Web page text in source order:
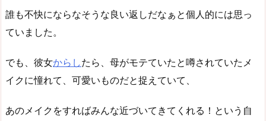
誰も不快にならなそうな良い返しだなぁと個人的には思っ
ていました。
でも、彼女からしたら、母がモテていたと噂されていたメ
イクに憧れて、可愛いものだと捉えていて、
あのメイクをすればみんな近づいてきてくれる！という自